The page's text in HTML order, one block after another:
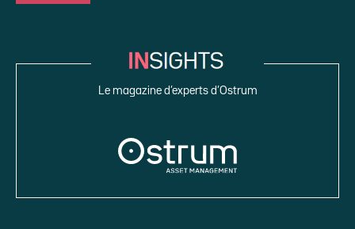
Le magazine d’experts d’Ostrum